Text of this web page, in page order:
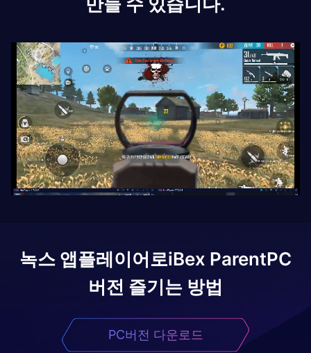
녹스 앱플레이어로iBex ParentPC
버전 즐기는 방법
PC버전 다운로드